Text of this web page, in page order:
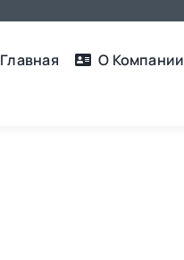
Главная О Компании